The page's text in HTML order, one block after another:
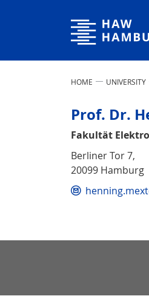
Hamburg University
HOME UNIVERSITY
Prof. Dr.
Fakultät
Berliner Tor 7,
20099 Hamburg